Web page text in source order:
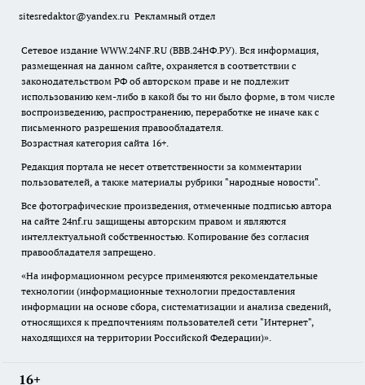
sitesredaktor@yandex.ru Рекламный отдел
Сетевое издание WWW.24NF.RU (ВВВ.24НФ.РУ). Вся информация,
размещенная на данном сайте, охраняется в соответствии с
законодательством РФ об авторском праве и не подлежит
использованию кем-либо в какой бы то ни было форме, в том числе
воспроизведению, распространению, переработке не иначе как с
письменного разрешения правообладателя.
Возрастная категория сайта 16+.
Редакция портала не несет ответственности за комментарии
пользователей, а также материалы рубрики "народные новости".
Все фотографические произведения, отмеченные подписью автора
на сайте 24nf.ru защищены авторским правом и являются
интеллектуальной собственностью. Копирование без согласия
правообладателя запрещено.
«На информационном ресурсе применяются рекомендательные
технологии (информационные технологии предоставления
информации на основе сбора, систематизации и анализа сведений,
относящихся к предпочтениям пользователей сети "Интернет",
находящихся на территории Российской Федерации)».
16+